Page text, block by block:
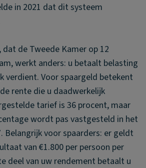
in 2021 dat dit systeem
de Tweede Kamer op 12
werkt anders: u betaalt belasting
verdient. Voor spaargeld betekent
rente die u daadwerkelijk
tarief is 36 procent, maar
wordt pas vastgesteld in het
Belangrijk voor spaarders: er geldt
van €1.800 per persoon per
deel van uw rendement betaalt u